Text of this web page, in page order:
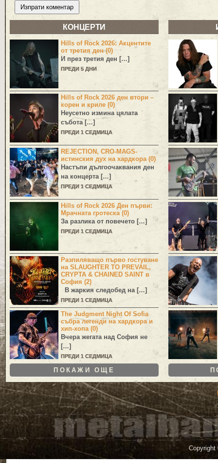
КОНЦЕРТИ
Hills of Rock 2026: Акцентите
от третия ден (0)
И през третия ден […]
ПРЕДИ 5 ДНИ
Hills of Rock 2026 ден втори –
корен и криле (0)
Неусетно измина цялата
събота […]
ПРЕДИ 1 СЕДМИЦА
REJECTION, CRO-MAGS-
истинския дух на хардкора (0)
Настъпи дългоочаквания ден
на концерта […]
ПРЕДИ 1 СЕДМИЦА
Hills of Rock 2026 Ден първи:
Мрачната гротеска (0)
За разлика от повечето […]
ПРЕДИ 1 СЕДМИЦА
Разпиляващо първо гостуване
на SLAUGHTER TO PREVAIL,
CRYPTA & CHAINED SAINT в
София (2)
В жаркия следобед на […]
ПРЕДИ 1 СЕДМИЦА
The Judgment Night Of Sofia
събра легенди на хардкора и
хип-хопа (0)
Вчера жегата над София не
[…]
ПРЕДИ 1 СЕДМИЦА
ПОКАЖИ ОЩЕ